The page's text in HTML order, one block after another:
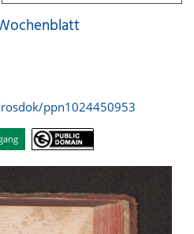
ppn1024450953